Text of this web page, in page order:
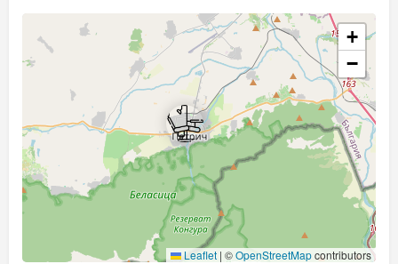
+
−
Leaflet | ©OpenStreetMapcontributors